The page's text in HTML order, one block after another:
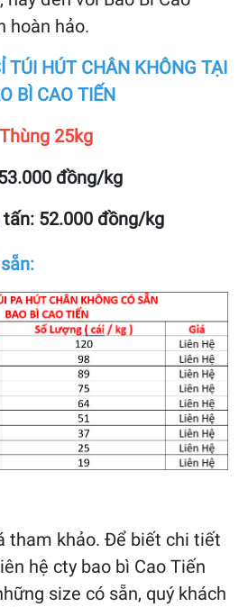
hoàn hảo.
TÚI HÚT CHÂN KHÔNG TẠI
BÌ CAO TIẾN
Thùng 25kg
đồng/kg
52.000 đồng/kg
tham khảo. Để biết chi tiết
hệ cty bao bì Cao Tiến
size có sẵn, quý khách